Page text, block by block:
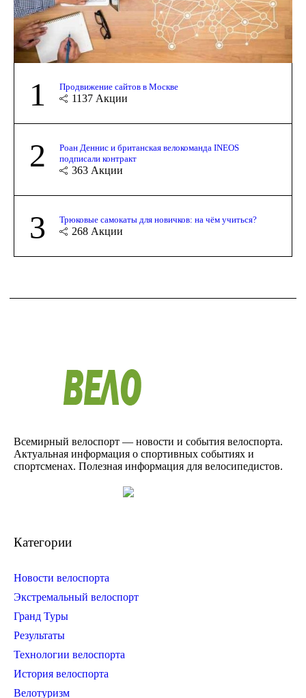
1 Продвижение сайтов в Москве
1137 Акции
2
Роан Деннис и британская велокоманда INEOS
подписали контракт
363 Акции
3 Трюковые самокаты для новичков: на чём учиться?
268 Акции
Всемирный велоспорт — новости и события велоспорта.
Актуальная информация о спортивных событиях и
спортсменах. Полезная информация для велосипедистов.
Категории
Новости велоспорта
Экстремальный велоспорт
Гранд Туры
Результаты
Технологии велоспорта
История велоспорта
Велотуризм